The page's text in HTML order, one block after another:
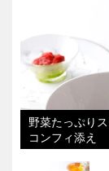
野菜たっぷり
コンフィ添え